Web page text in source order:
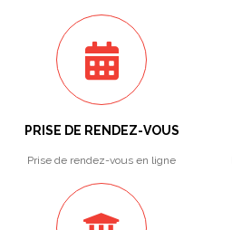
PRISE DE RENDEZ-VOUS
Prise de rendez-vous en ligne